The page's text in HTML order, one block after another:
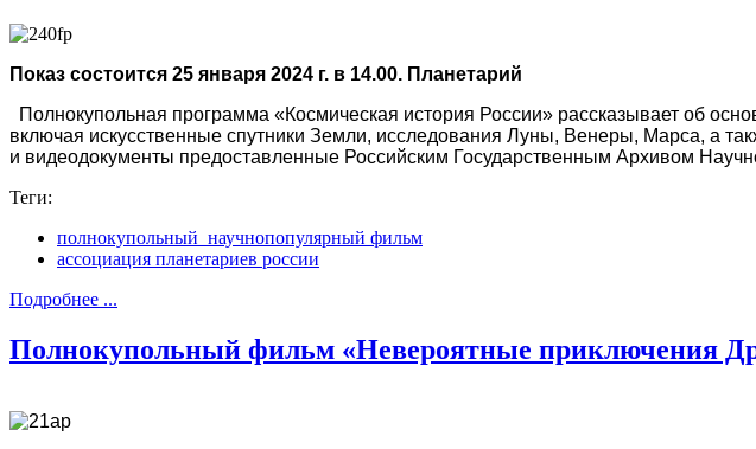
Показ состоится 25 января 2024 г. в 14.00. Планетарий
Полнокупольная программа «Космическая история России» рассказывает об
включая искусственные спутники Земли, исследования Луны, Венеры, Марса, а
и видеодокументы предоставленные Российским Государственным Архивом
Теги:
полнокупольный_научнопопулярный фильм
ассоциация планетариев россии
Подробнее ...
Полнокупольный фильм «Невероятные приключения